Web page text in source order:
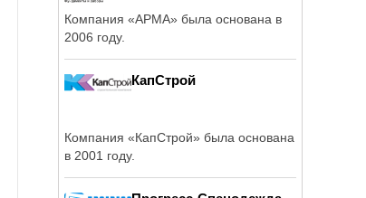
Компания «АРМА» была основана в
2006 году.
КапСтрой
Компания «КапСтрой» была основана
в 2001 году.